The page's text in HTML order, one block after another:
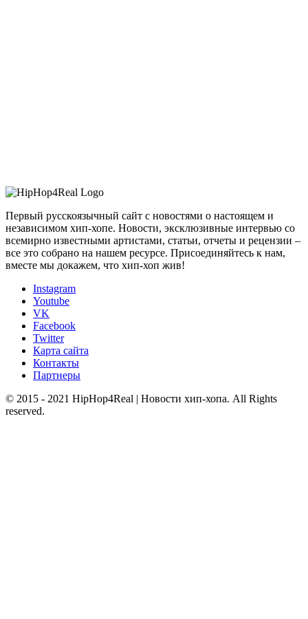
Первый русскоязычный сайт с новостями о настоящем и
независимом хип-хопе. Новости, эксклюзивные интервью со
всемирно известными артистами, статьи, отчеты и рецензии –
все это собрано на нашем ресурсе. Присоединяйтесь к нам,
вместе мы докажем, что хип-хоп жив!
Instagram
Youtube
VK
Facebook
Twitter
Карта сайта
Контакты
Партнеры
© 2015 - 2021 HipHop4Real | Новости хип-хопа. All Rights
reserved.